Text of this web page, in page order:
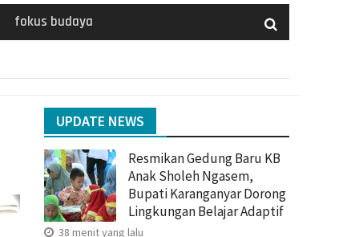
fokus budaya
UPDATE NEWS
Resmikan Gedung Baru KB
Anak Sholeh Ngasem,
Bupati Karanganyar Dorong
Lingkungan Belajar Adaptif
38 menit yang lalu